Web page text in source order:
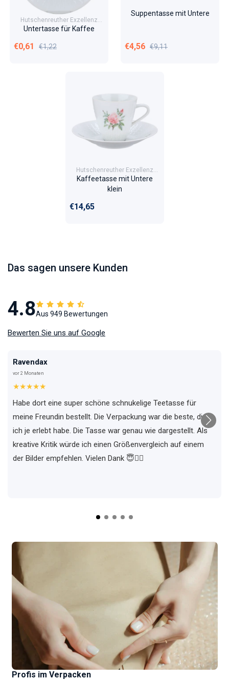
Hutschenreuther Exzellenz
Rosita
Untertasse für Kaffee
Verkaufspreis
€0,61 Normaler Preis
€1,22
Suppentasse mit Untere
Verkaufspreis
€4,56 Normaler Preis
€9,11
Hutschenreuther Exzellenz
Rosita
Kaffeetasse mit Untere
klein
Normaler Preis
€14,65
Das sagen unsere Kunden
4.8Aus 949 Bewertungen
Bewerten Sie uns auf Google
Ravendax
vor 2 Monaten
★★★★★
Habe dort eine super schöne schnukelige Teetasse für
meine Freundin bestellt. Die Verpackung war die beste, die
ich je erlebt habe. Die Tasse war genau wie dargestellt. Als
kreative Kritik würde ich einen Größenvergleich auf einem
der Bilder empfehlen. Vielen Dank 😇✌🏼
Profis im Verpacken